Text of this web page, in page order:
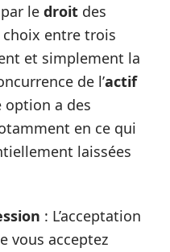
le droit des
choix entre trois
et simplement la
de l’actif
option a des
en ce qui
laissées
: L’acceptation
vous acceptez